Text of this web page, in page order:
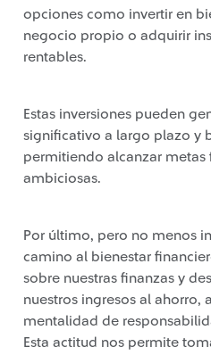
opciones como invertir en
negocio propio o adquirir
rentables.
Estas inversiones pueden
significativo a largo plazo y
permitiendo alcanzar metas
ambiciosas.
Por último, pero no menos
camino al bienestar
sobre nuestras finanzas y
nuestros ingresos al ahorro,
mentalidad de
Esta actitud nos permite